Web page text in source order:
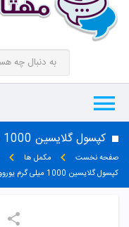
کپسول گلایسین 1000 میلی گرم یوروویتال
صفحه نخست مکمل ها
کپسول گلایسین 1000 میلی گرم یوروویتال